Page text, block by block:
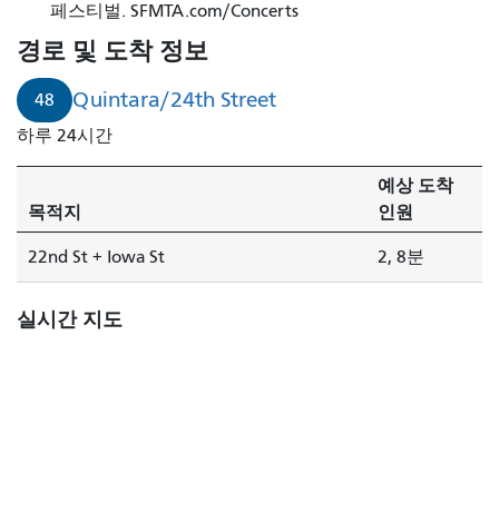
라/24
번
가
는
2
분
도
착
합
니
페스티벌. SFMTA.com/Concerts
경로 및 도착 정보
48 Quintara/24th Street
하루 24시간
목적지
예상 도착
인원
22nd St + Iowa St 2, 8분
실시간 지도